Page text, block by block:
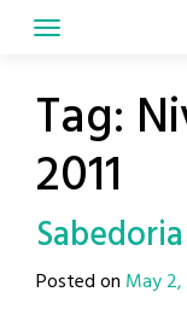
Tag:
2011
Posted on May 2,